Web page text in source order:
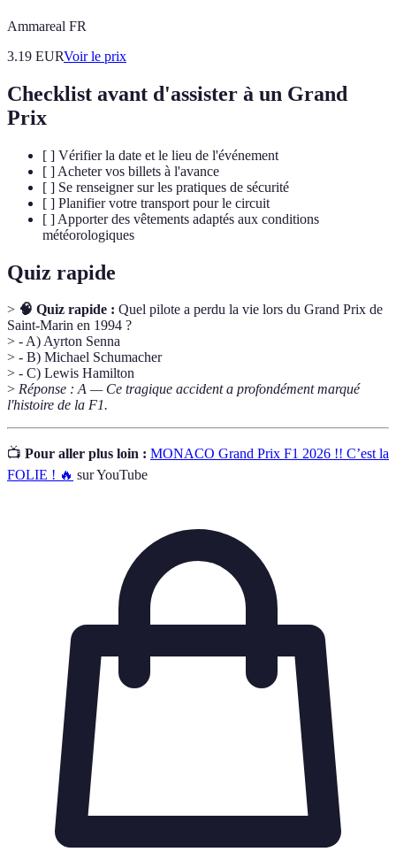
Ammareal FR
3.19 EURVoir le prix
Checklist avant d'assister à un Grand
Prix
[ ] Vérifier la date et le lieu de l'événement
[ ] Acheter vos billets à l'avance
[ ] Se renseigner sur les pratiques de sécurité
[ ] Planifier votre transport pour le circuit
[ ] Apporter des vêtements adaptés aux conditions
météorologiques
Quiz rapide
> 🧠 Quiz rapide : Quel pilote a perdu la vie lors du Grand Prix de
Saint-Marin en 1994 ?
> - A) Ayrton Senna
> - B) Michael Schumacher
> - C) Lewis Hamilton
> Réponse : A — Ce tragique accident a profondément marqué
l'histoire de la F1.
📺 Pour aller plus loin : MONACO Grand Prix F1 2026 !! C’est la
FOLIE ! 🔥 sur YouTube